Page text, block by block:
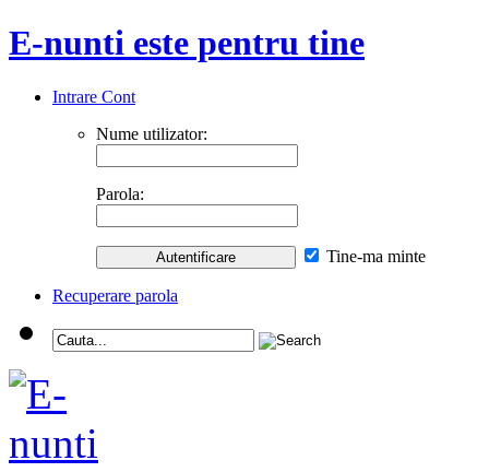
E-nunti este pentru tine
Intrare Cont
Nume utilizator:
Parola:
Tine-ma minte
Recuperare parola